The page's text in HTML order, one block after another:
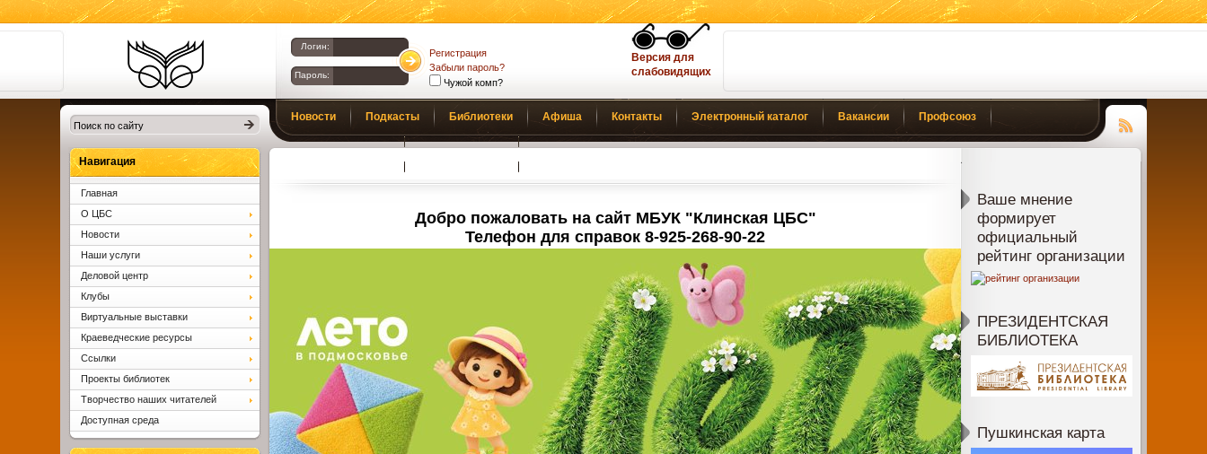
Библиотеки
Клина. Клинская
ЦБС.
Логин:
Пароль:
Регистрация
Забыли пароль?
Чужой комп?
Версия для
слабовидящих
Новости Подкасты Библиотеки Афиша Контакты Электронный каталог Вакансии Профсоюз
Чтение
Добро пожаловать на сайт МБУК "Клинская ЦБС"
Телефон для справок 8-925-268-90-22
Ваше мнение
формирует
официальный
рейтинг организации
ПРЕЗИДЕНТСКАЯ
БИБЛИОТЕКА
Пушкинская карта
Навигация
Главная
О ЦБС
Новости
Наши услуги
Деловой центр
Клубы
Виртуальные выставки
Краеведческие ресурсы
Ссылки
Проекты библиотек
Творчество наших читателей
Доступная среда